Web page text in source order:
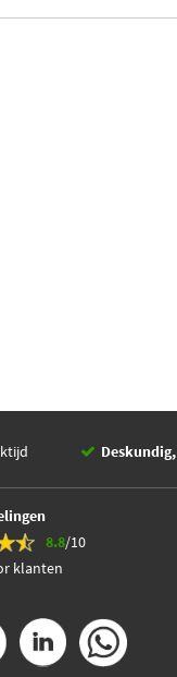
Deskundig,
8.8/10
klanten